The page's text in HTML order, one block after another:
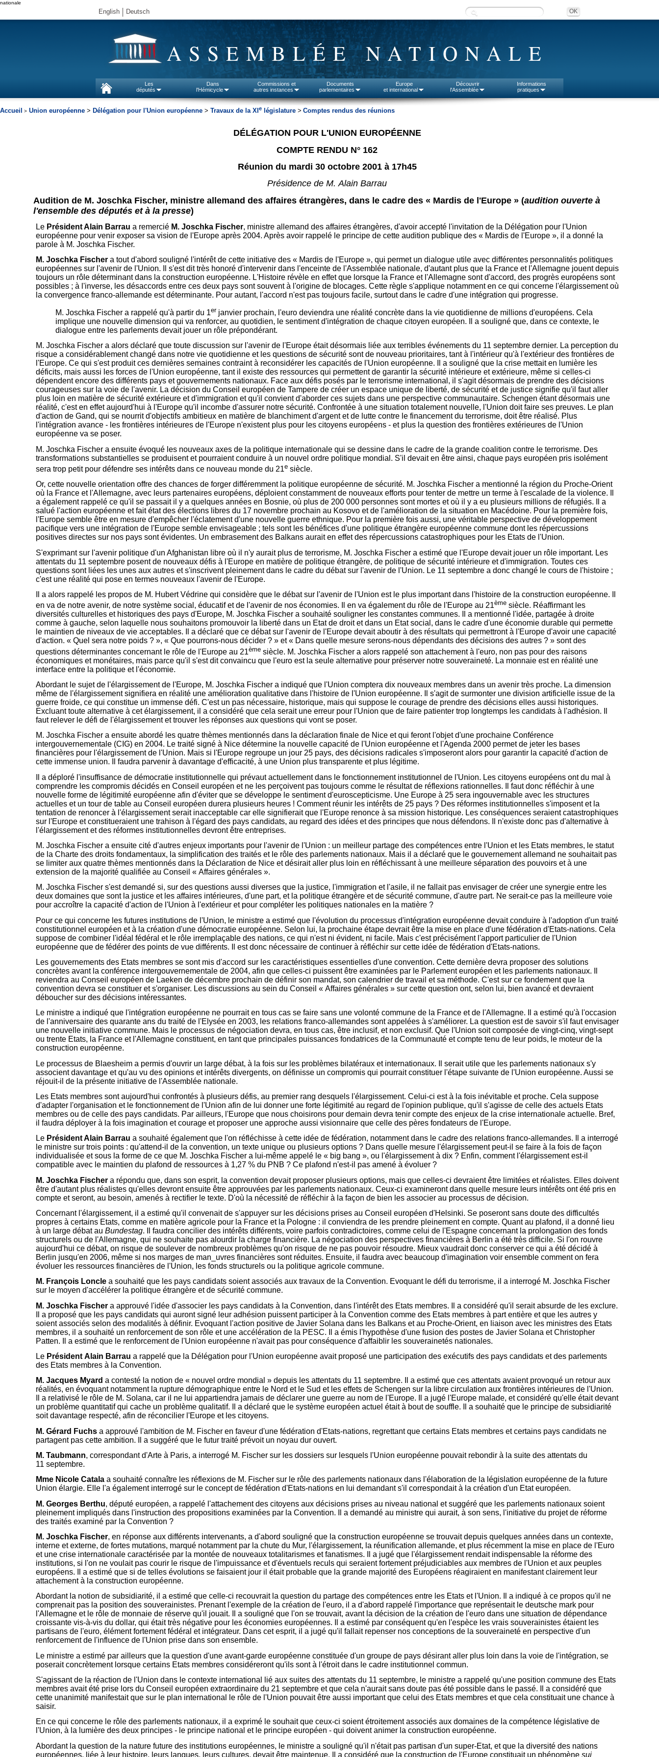
nationale
English Deutsch
ASSEMBLÉE NATIONALE
Les
députés
Dans
l'Hémicycle
Commissions et
autres instances
Documents
parlementaires
Europe
et international
Découvrir
l'Assemblée
Informations
pratiques
Accueil > Union européenne > Délégation pour l'Union européenne > Travaux de la XI e législature > Comptes rendus des réunions
DÉLÉGATION POUR L'UNION EUROPÉENNE
COMPTE RENDU N° 162
Réunion du mardi 30 octobre 2001 à 17h45
Présidence de M. Alain Barrau
Audition de M. Joschka Fischer, ministre allemand des affaires étrangères, dans le cadre des « Mardis de l'Europe » (audition ouverte à
l'ensemble des députés et à la presse)
LePrésident Alain Barrau a remercié M. Joschka Fischer, ministre allemand des affaires étrangères, d'avoir accepté l'invitation de la Délégation pour l'Union
européenne pour venir exposer sa vision de l'Europe après 2004. Après avoir rappelé le principe de cette audition publique des « Mardis de l'Europe », il a donné la
parole à M. Joschka Fischer.
M. Joschka Fischera tout d'abord souligné l'intérêt de cette initiative des « Mardis de l'Europe », qui permet un dialogue utile avec différentes personnalités politiques
européennes sur l'avenir de l'Union. Il s'est dit très honoré d'intervenir dans l'enceinte de l'Assemblée nationale, d'autant plus que la France et l'Allemagne jouent depuis
toujours un rôle déterminant dans la construction européenne. L'Histoire révèle en effet que lorsque la France et l'Allemagne sont d'accord, des progrès européens sont
possibles ; à l'inverse, les désaccords entre ces deux pays sont souvent à l'origine de blocages. Cette règle s'applique notamment en ce qui concerne l'élargissement où
la convergence franco-allemande est déterminante. Pour autant, l'accord n'est pas toujours facile, surtout dans le cadre d'une intégration qui progresse.
M. Joschka Fischer a rappelé qu'à partir du 1er janvier prochain, l'euro deviendra une réalité concrète dans la vie quotidienne de millions d'européens. Cela
implique une nouvelle dimension qui va renforcer, au quotidien, le sentiment d'intégration de chaque citoyen européen. Il a souligné que, dans ce contexte, le
dialogue entre les parlements devait jouer un rôle prépondérant.
M. Joschka Fischer a alors déclaré que toute discussion sur l'avenir de l'Europe était désormais liée aux terribles événements du 11 septembre dernier. La perception du
risque a considérablement changé dans notre vie quotidienne et les questions de sécurité sont de nouveau prioritaires, tant à l'intérieur qu'à l'extérieur des frontières de
l'Europe. Ce qui s'est produit ces dernières semaines contraint à reconsidérer les capacités de l'Union européenne. Il a souligné que la crise mettait en lumière les
déficits, mais aussi les forces de l'Union européenne, tant il existe des ressources qui permettent de garantir la sécurité intérieure et extérieure, même si celles-ci
dépendent encore des différents pays et gouvernements nationaux. Face aux défis posés par le terrorisme international, il s'agit désormais de prendre des décisions
courageuses sur la voie de l'avenir. La décision du Conseil européen de Tampere de créer un espace unique de liberté, de sécurité et de justice signifie qu'il faut aller
plus loin en matière de sécurité extérieure et d'immigration et qu'il convient d'aborder ces sujets dans une perspective communautaire. Schengen étant désormais une
réalité, c'est en effet aujourd'hui à l'Europe qu'il incombe d'assurer notre sécurité. Confrontée à une situation totalement nouvelle, l'Union doit faire ses preuves. Le plan
d'action de Gand, qui se nourrit d'objectifs ambitieux en matière de blanchiment d'argent et de lutte contre le financement du terrorisme, doit être réalisé. Plus
l'intégration avance - les frontières intérieures de l'Europe n'existent plus pour les citoyens européens - et plus la question des frontières extérieures de l'Union
européenne va se poser.
M. Joschka Fischer a ensuite évoqué les nouveaux axes de la politique internationale qui se dessine dans le cadre de la grande coalition contre le terrorisme. Des
transformations substantielles se produisent et pourraient conduire à un nouvel ordre politique mondial. S'il devait en être ainsi, chaque pays européen pris isolément
sera trop petit pour défendre ses intérêts dans ce nouveau monde du 21esiècle.
Or, cette nouvelle orientation offre des chances de forger différemment la politique européenne de sécurité. M. Joschka Fischer a mentionné la région du Proche-Orient
où la France et l'Allemagne, avec leurs partenaires européens, déploient constamment de nouveaux efforts pour tenter de mettre un terme à l'escalade de la violence. Il
a également rappelé ce qu'il se passait il y a quelques années en Bosnie, où plus de 200 000 personnes sont mortes et où il y a eu plusieurs millions de réfugiés. Il a
salué l'action européenne et fait état des élections libres du 17 novembre prochain au Kosovo et de l'amélioration de la situation en Macédoine. Pour la première fois,
l'Europe semble être en mesure d'empêcher l'éclatement d'une nouvelle guerre ethnique. Pour la première fois aussi, une véritable perspective de développement
pacifique vers une intégration de l'Europe semble envisageable ; tels sont les bénéfices d'une politique étrangère européenne commune dont les répercussions
positives directes sur nos pays sont évidentes. Un embrasement des Balkans aurait en effet des répercussions catastrophiques pour les Etats de l'Union.
S'exprimant sur l'avenir politique d'un Afghanistan libre où il n'y aurait plus de terrorisme, M. Joschka Fischer a estimé que l'Europe devait jouer un rôle important. Les
attentats du 11 septembre posent de nouveaux défis à l'Europe en matière de politique étrangère, de politique de sécurité intérieure et d'immigration. Toutes ces
questions sont liées les unes aux autres et s'inscrivent pleinement dans le cadre du débat sur l'avenir de l'Union. Le 11 septembre a donc changé le cours de l'histoire ;
c'est une réalité qui pose en termes nouveaux l'avenir de l'Europe.
Il a alors rappelé les propos de M. Hubert Védrine qui considère que le débat sur l'avenir de l'Union est le plus important dans l'histoire de la construction européenne. Il
en va de notre avenir, de notre système social, éducatif et de l'avenir de nos économies. Il en va également du rôle de l'Europe au 21ème siècle. Réaffirmant les
diversités culturelles et historiques des pays d'Europe, M. Joschka Fischer a souhaité souligner les constantes communes. Il a mentionné l'idée, partagée à droite
comme à gauche, selon laquelle nous souhaitons promouvoir la liberté dans un Etat de droit et dans un Etat social, dans le cadre d'une économie durable qui permette
le maintien de niveaux de vie acceptables. Il a déclaré que ce débat sur l'avenir de l'Europe devait aboutir à des résultats qui permettront à l'Europe d'avoir une capacité
d'action. « Quel sera notre poids ? », « Que pourrons-nous décider ? » et « Dans quelle mesure serons-nous dépendants des décisions des autres ? » sont des
questions déterminantes concernant le rôle de l'Europe au 21èmesiècle. M. Joschka Fischer a alors rappelé son attachement à l'euro, non pas pour des raisons
économiques et monétaires, mais parce qu'il s'est dit convaincu que l'euro est la seule alternative pour préserver notre souveraineté. La monnaie est en réalité une
interface entre la politique et l'économie.
Abordant le sujet de l'élargissement de l'Europe, M. Joschka Fischer a indiqué que l'Union comptera dix nouveaux membres dans un avenir très proche. La dimension
même de l'élargissement signifiera en réalité une amélioration qualitative dans l'histoire de l'Union européenne. Il s'agit de surmonter une division artificielle issue de la
guerre froide, ce qui constitue un immense défi. C'est un pas nécessaire, historique, mais qui suppose le courage de prendre des décisions elles aussi historiques.
Excluant toute alternative à cet élargissement, il a considéré que cela serait une erreur pour l'Union que de faire patienter trop longtemps les candidats à l'adhésion. Il
faut relever le défi de l'élargissement et trouver les réponses aux questions qui vont se poser.
M. Joschka Fischer a ensuite abordé les quatre thèmes mentionnés dans la déclaration finale de Nice et qui feront l'objet d'une prochaine Conférence
intergouvernementale (CIG) en 2004. Le traité signé à Nice détermine la nouvelle capacité de l'Union européenne et l'Agenda 2000 permet de jeter les bases
financières pour l'élargissement de l'Union. Mais si l'Europe regroupe un jour 25 pays, des décisions radicales s'imposeront alors pour garantir la capacité d'action de
cette immense union. Il faudra parvenir à davantage d'efficacité, à une Union plus transparente et plus légitime.
Il a déploré l'insuffisance de démocratie institutionnelle qui prévaut actuellement dans le fonctionnement institutionnel de l'Union. Les citoyens européens ont du mal à
comprendre les compromis décidés en Conseil européen et ne les perçoivent pas toujours comme le résultat de réflexions rationnelles. Il faut donc réfléchir à une
nouvelle forme de légitimité européenne afin d'éviter que se développe le sentiment d'euroscepticisme. Une Europe à 25 sera ingouvernable avec les structures
actuelles et un tour de table au Conseil européen durera plusieurs heures ! Comment réunir les intérêts de 25 pays ? Des réformes institutionnelles s'imposent et la
tentation de renoncer à l'élargissement serait inacceptable car elle signifierait que l'Europe renonce à sa mission historique. Les conséquences seraient catastrophiques
sur l'Europe et constitueraient une trahison à l'égard des pays candidats, au regard des idées et des principes que nous défendons. Il n'existe donc pas d'alternative à
l'élargissement et des réformes institutionnelles devront être entreprises.
M. Joschka Fischer a ensuite cité d'autres enjeux importants pour l'avenir de l'Union : un meilleur partage des compétences entre l'Union et les Etats membres, le statut
de la Charte des droits fondamentaux, la simplification des traités et le rôle des parlements nationaux. Mais il a déclaré que le gouvernement allemand ne souhaitait pas
se limiter aux quatre thèmes mentionnés dans la Déclaration de Nice et désirait aller plus loin en réfléchissant à une meilleure séparation des pouvoirs et à une
extension de la majorité qualifiée au Conseil « Affaires générales ».
M. Joschka Fischer s'est demandé si, sur des questions aussi diverses que la justice, l'immigration et l'asile, il ne fallait pas envisager de créer une synergie entre les
deux domaines que sont la justice et les affaires intérieures, d'une part, et la politique étrangère et de sécurité commune, d'autre part. Ne serait-ce pas la meilleure voie
pour accroître la capacité d'action de l'Union à l'extérieur et pour compléter les politiques nationales en la matière ?
Pour ce qui concerne les futures institutions de l'Union, le ministre a estimé que l'évolution du processus d'intégration européenne devait conduire à l'adoption d'un traité
constitutionnel européen et à la création d'une démocratie européenne. Selon lui, la prochaine étape devrait être la mise en place d'une fédération d'Etats-nations. Cela
suppose de combiner l'idéal fédéral et le rôle irremplaçable des nations, ce qui n'est ni évident, ni facile. Mais c'est précisément l'apport particulier de l'Union
européenne que de fédérer des points de vue différents. Il est donc nécessaire de continuer à réfléchir sur cette idée de fédération d'Etats-nations.
Les gouvernements des Etats membres se sont mis d'accord sur les caractéristiques essentielles d'une convention. Cette dernière devra proposer des solutions
concrètes avant la conférence intergouvernementale de 2004, afin que celles-ci puissent être examinées par le Parlement européen et les parlements nationaux. Il
reviendra au Conseil européen de Laeken de décembre prochain de définir son mandat, son calendrier de travail et sa méthode. C'est sur ce fondement que la
convention devra se constituer et s'organiser. Les discussions au sein du Conseil « Affaires générales » sur cette question ont, selon lui, bien avancé et devraient
déboucher sur des décisions intéressantes.
Le ministre a indiqué que l'intégration européenne ne pourrait en tous cas se faire sans une volonté commune de la France et de l'Allemagne. Il a estimé qu'à l'occasion
de l'anniversaire des quarante ans du traité de l'Elysée en 2003, les relations franco-allemandes sont appelées à s'améliorer. La question est de savoir s'il faut envisager
une nouvelle initiative commune. Mais le processus de négociation devra, en tous cas, être inclusif, et non exclusif. Que l'Union soit composée de vingt-cinq, vingt-sept
ou trente Etats, la France et l'Allemagne constituent, en tant que principales puissances fondatrices de la Communauté et compte tenu de leur poids, le moteur de la
construction européenne.
Le processus de Blaesheim a permis d'ouvrir un large débat, à la fois sur les problèmes bilatéraux et internationaux. Il serait utile que les parlements nationaux s'y
associent davantage et qu'au vu des opinions et intérêts divergents, on définisse un compromis qui pourrait constituer l'étape suivante de l'Union européenne. Aussi se
réjouit-il de la présente initiative de l'Assemblée nationale.
Les Etats membres sont aujourd'hui confrontés à plusieurs défis, au premier rang desquels l'élargissement. Celui-ci est à la fois inévitable et proche. Cela suppose
d'adapter l'organisation et le fonctionnement de l'Union afin de lui donner une forte légitimité au regard de l'opinion publique, qu'il s'agisse de celle des actuels Etats
membres ou de celle des pays candidats. Par ailleurs, l'Europe que nous choisirons pour demain devra tenir compte des enjeux de la crise internationale actuelle. Bref,
il faudra déployer à la fois imagination et courage et proposer une approche aussi visionnaire que celle des pères fondateurs de l'Europe.
LePrésident Alain Barrau a souhaité également que l'on réfléchisse à cette idée de fédération, notamment dans le cadre des relations franco-allemandes. Il a interrogé
le ministre sur trois points : qu'attend-il de la convention, un texte unique ou plusieurs options ? Dans quelle mesure l'élargissement peut-il se faire à la fois de façon
individualisée et sous la forme de ce que M. Joschka Fischer a lui-même appelé le « big bang », ou l'élargissement à dix ? Enfin, comment l'élargissement est-il
compatible avec le maintien du plafond de ressources à 1,27 % du PNB ? Ce plafond n'est-il pas amené à évoluer ?
M. Joschka Fischer a répondu que, dans son esprit, la convention devait proposer plusieurs options, mais que celles-ci devraient être limitées et réalistes. Elles doivent
être d'autant plus réalistes qu'elles devront ensuite être approuvées par les parlements nationaux. Ceux-ci examineront dans quelle mesure leurs intérêts ont été pris en
compte et seront, au besoin, amenés à rectifier le texte. D'où la nécessité de réfléchir à la façon de bien les associer au processus de décision.
Concernant l'élargissement, il a estimé qu'il convenait de s'appuyer sur les décisions prises au Conseil européen d'Helsinki. Se poseront sans doute des difficultés
propres à certains Etats, comme en matière agricole pour la France et la Pologne : il conviendra de les prendre pleinement en compte. Quant au plafond, il a donné lieu
à un large débat au Bundestag. Il faudra concilier des intérêts différents, voire parfois contradictoires, comme celui de l'Espagne concernant la prolongation des fonds
structurels ou de l'Allemagne, qui ne souhaite pas alourdir la charge financière. La négociation des perspectives financières à Berlin a été très difficile. Si l'on rouvre
aujourd'hui ce débat, on risque de soulever de nombreux problèmes qu'on risque de ne pas pouvoir résoudre. Mieux vaudrait donc conserver ce qui a été décidé à
Berlin jusqu'en 2006, même si nos marges de man_uvres financières sont réduites. Ensuite, il faudra avec beaucoup d'imagination voir ensemble comment on fera
évoluer les ressources financières de l'Union, les fonds structurels ou la politique agricole commune.
M. François Lonclea souhaité que les pays candidats soient associés aux travaux de la Convention. Evoquant le défi du terrorisme, il a interrogé M. Joschka Fischer
sur le moyen d'accélérer la politique étrangère et de sécurité commune.
M. Joschka Fischera approuvé l'idée d'associer les pays candidats à la Convention, dans l'intérêt des Etats membres. Il a considéré qu'il serait absurde de les exclure.
Il a proposé que les pays candidats qui auront signé leur adhésion puissent participer à la Convention comme des Etats membres à part entière et que les autres y
soient associés selon des modalités à définir. Evoquant l'action positive de Javier Solana dans les Balkans et au Proche-Orient, en liaison avec les ministres des Etats
membres, il a souhaité un renforcement de son rôle et une accélération de la PESC. Il a émis l'hypothèse d'une fusion des postes de Javier Solana et Christopher
Patten. Il a estimé que le renforcement de l'Union européenne n'avait pas pour conséquence d'affaiblir les souverainetés nationales.
Le Président Alain Barrau a rappelé que la Délégation pour l'Union européenne avait proposé une participation des exécutifs des pays candidats et des parlements
des Etats membres à la Convention.
M. Jacques Myard a contesté la notion de « nouvel ordre mondial » depuis les attentats du 11 septembre. Il a estimé que ces attentats avaient provoqué un retour aux
réalités, en évoquant notamment la rupture démographique entre le Nord et le Sud et les effets de Schengen sur la libre circulation aux frontières intérieures de l'Union.
Il a relativisé le rôle de M. Solana, car il ne lui appartiendra jamais de déclarer une guerre au nom de l'Europe. Il a jugé l'Europe malade, et considéré qu'elle était devant
un problème quantitatif qui cache un problème qualitatif. Il a déclaré que le système européen actuel était à bout de souffle. Il a souhaité que le principe de subsidiarité
soit davantage respecté, afin de réconcilier l'Europe et les citoyens.
M. Gérard Fuchsa approuvé l'ambition de M. Fischer en faveur d'une fédération d'Etats-nations, regrettant que certains Etats membres et certains pays candidats ne
partagent pas cette ambition. Il a suggéré que le futur traité prévoit un noyau dur ouvert.
M. Taubmann, correspondant d'Arte à Paris, a interrogé M. Fischer sur les dossiers sur lesquels l'Union européenne pouvait rebondir à la suite des attentats du
11 septembre.
Mme Nicole Catalaa souhaité connaître les réflexions de M. Fischer sur le rôle des parlements nationaux dans l'élaboration de la législation européenne de la future
Union élargie. Elle l'a également interrogé sur le concept de fédération d'Etats-nations en lui demandant s'il correspondait à la création d'un Etat européen.
M. Georges Berthu, député européen, a rappelé l'attachement des citoyens aux décisions prises au niveau national et suggéré que les parlements nationaux soient
pleinement impliqués dans l'instruction des propositions examinées par la Convention. Il a demandé au ministre qui aurait, à son sens, l'initiative du projet de réforme
des traités examiné par la Convention ?
M. Joschka Fischer, en réponse aux différents intervenants, a d'abord souligné que la construction européenne se trouvait depuis quelques années dans un contexte,
interne et externe, de fortes mutations, marqué notamment par la chute du Mur, l'élargissement, la réunification allemande, et plus récemment la mise en place de l'Euro
et une crise internationale caractérisée par la montée de nouveaux totalitarismes et fanatismes. Il a jugé que l'élargissement rendait indispensable la réforme des
institutions, si l'on ne voulait pas courir le risque de l'impuissance et d'éventuels reculs qui seraient fortement préjudiciables aux membres de l'Union et aux peuples
européens. Il a estimé que si de telles évolutions se faisaient jour il était probable que la grande majorité des Européens réagiraient en manifestant clairement leur
attachement à la construction européenne.
Abordant la notion de subsidiarité, il a estimé que celle-ci recouvrait la question du partage des compétences entre les Etats et l'Union. Il a indiqué à ce propos qu'il ne
comprenait pas la position des souverainistes. Prenant l'exemple de la création de l'euro, il a d'abord rappelé l'importance que représentait le deutsche mark pour
l'Allemagne et le rôle de monnaie de réserve qu'il jouait. Il a souligné que l'on se trouvait, avant la décision de la création de l'euro dans une situation de dépendance
croissante vis-à-vis du dollar, qui était très négative pour les économies européennes. Il a estimé par conséquent qu'en l'espèce les vrais souverainistes étaient les
partisans de l'euro, élément fortement fédéral et intégrateur. Dans cet esprit, il a jugé qu'il fallait repenser nos conceptions de la souveraineté en perspective d'un
renforcement de l'influence de l'Union prise dans son ensemble.
Le ministre a estimé par ailleurs que la question d'une avant-garde européenne constituée d'un groupe de pays désirant aller plus loin dans la voie de l'intégration, se
poserait concrètement lorsque certains Etats membres considéreront qu'ils sont à l'étroit dans le cadre institutionnel commun.
S'agissant de la réaction de l'Union dans le contexte international lié aux suites des attentats du 11 septembre, le ministre a rappelé qu'une position commune des Etats
membres avait été prise lors du Conseil européen extraordinaire du 21 septembre et que cela n'aurait sans doute pas été possible dans le passé. Il a considéré que
cette unanimité manifestait que sur le plan international le rôle de l'Union pouvait être aussi important que celui des Etats membres et que cela constituait une chance à
saisir.
En ce qui concerne le rôle des parlements nationaux, il a exprimé le souhait que ceux-ci soient étroitement associés aux domaines de la compétence législative de
l'Union, à la lumière des deux principes - le principe national et le principe européen - qui doivent animer la construction européenne.
Abordant la question de la nature future des institutions européennes, le ministre a souligné qu'il n'était pas partisan d'un super-Etat, et que la diversité des nations
européennes, liée à leur histoire, leurs langues, leurs cultures, devait être maintenue. Il a considéré que la construction de l'Europe constituait un phénomène sui